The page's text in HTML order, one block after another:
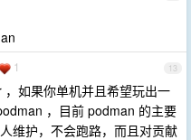
13
1
如果你单机并且希望玩出一
，目前 podman 的主要
维护，不会跑路，而且对贡献